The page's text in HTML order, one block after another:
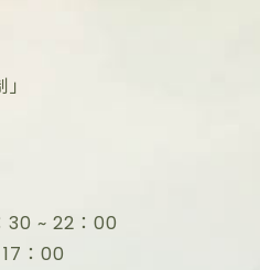
30 ~ 22：00
17：00